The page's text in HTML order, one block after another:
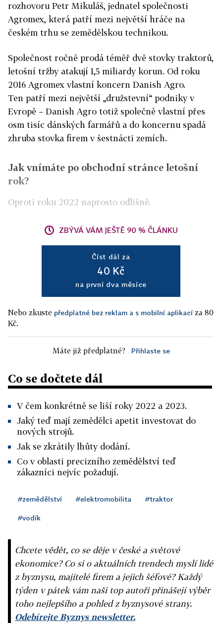
rozhovoru Petr Mikuláš, jednatel společnosti
Agromex, která patří mezi největší hráče na
českém trhu se zemědělskou technikou.
Společnost ročně prodá téměř dvě stovky traktorů,
letošní tržby atakují 1,5 miliardy korun. Od roku
2016 Agromex vlastní koncern Danish Agro.
Ten patří mezi největší „družstevní“ podniky v
Evropě – Danish Agro totiž společně vlastní přes
osm tisíc dánských farmářů a do koncernu spadá
zhruba stovka firem v šestnácti zemích.
Jak vnímáte po obchodní stránce letošní
rok?
Oproti roku 2022 naprosto odlišně.
ZBÝVÁ VÁM JEŠTĚ 90 % ČLÁNKU
Číst dál za
40 Kč
na první dva měsíce
Nebo zkuste předplatné bez reklam a s mobilní aplikací za 80
Kč.
Máte již předplatné? Přihlaste se
Co se dočtete dál
V čem konkrétně se liší roky 2022 a 2023.
Jaký teď mají zemědělci apetit investovat do
nových strojů.
Jak se zkrátily lhůty dodání.
Co v oblasti precizního zemědělství teď
zákazníci nejvíc požadují.
#zemědělství #elektromobilita #traktor
#vodík
Chcete vědět, co se děje v české a světové
ekonomice? Co si o aktuálních trendech myslí lidé
z byznysu, majitelé firem a jejich šéfové? Každý
týden v pátek vám naši top autoři přinášejí výběr
toho nejlepšího a pohled z byznysové strany.
Odebírejte Byznys newsletter.